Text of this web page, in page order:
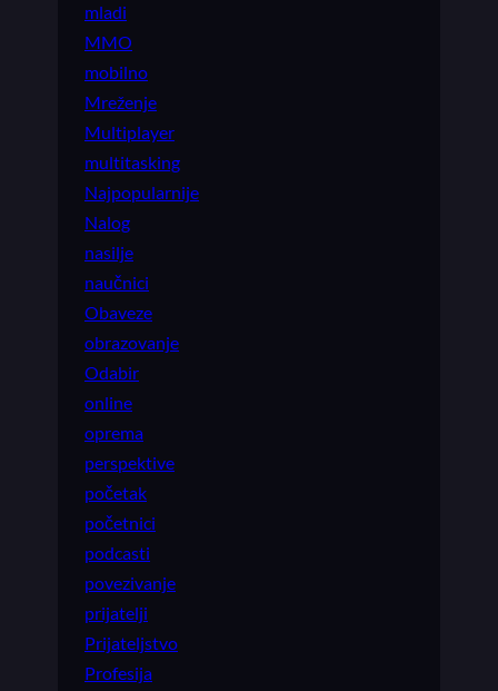
mladi
MMO
mobilno
Mreženje
Multiplayer
multitasking
Najpopularnije
Nalog
nasilje
naučnici
Obaveze
obrazovanje
Odabir
online
oprema
perspektive
početak
početnici
podcasti
povezivanje
prijatelji
Prijateljstvo
Profesija